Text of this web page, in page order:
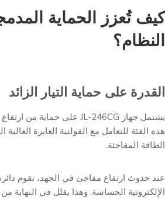
كيف تُعزز الحماية
النظام؟
القدرة على حماية التيار الزائد
هذه الفئة للتعامل مع الفولتية العابرة
الطاقة المفاجئة.
عند حدوث ارتفاع مفاجئ في الجهد، تقوم دائرة
الإلكترونية الحساسة. وهذا يقلل في النهاية